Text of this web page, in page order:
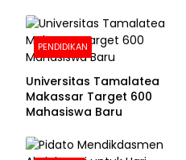
PENDIDIKAN
Universitas Tamalatea
Makassar Target 600
Mahasiswa Baru